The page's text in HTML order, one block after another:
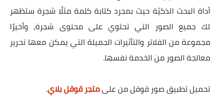
أداة البحث الذكيّة حيث بمجرد كتابة كلمة مثلًا شجرة ستظهر
لك جميع الصور التي تحتوي على محتوى شجرة، وأخيرًا
مجموعة من الفلاتر والتأثيرات الجميلة التي يمكن معها تحرير
معالجة الصور من الخدمة نفسها.
تحميل تطبيق صور قوقل من علىمتجر قوقل بلاي.